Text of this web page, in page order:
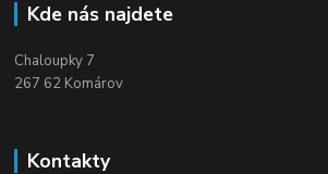
Kde nás najdete
Chaloupky 7
267 62 Komárov
Kontakty